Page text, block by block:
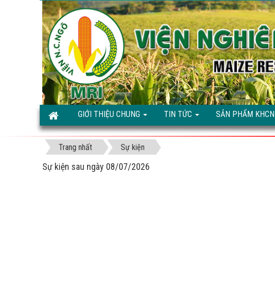
GIỚI THIỆU CHUNG TIN TỨC SẢN PHẨM KHCN
Trang nhất Sự kiện
Sự kiện sau ngày 08/07/2026